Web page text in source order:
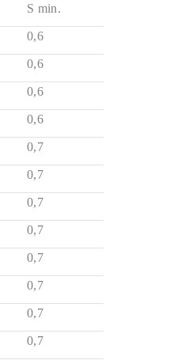
S min.
0,6
0,6
0,6
0,6
0,7
0,7
0,7
0,7
0,7
0,7
0,7
0,7